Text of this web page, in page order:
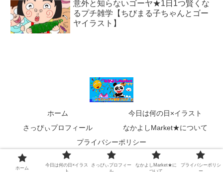
意外と知らないゴーヤ★1日1つ賢くな
るプチ雑学【ちびまる子ちゃんとゴー
ヤイラスト】
ホーム
今日は何の日×イラスト
さっぴぃプロフィール
なかよしMarket★について
プライバシーポリシー
Copyright © 2020 なかよしMarket－なかマケ－ All Rights Reserved.
ホーム
今日は何の日×イラス
ト
さっぴぃプロフィー
ル
なかよしMarket★に
ついて
プライバシーポリシ
ー